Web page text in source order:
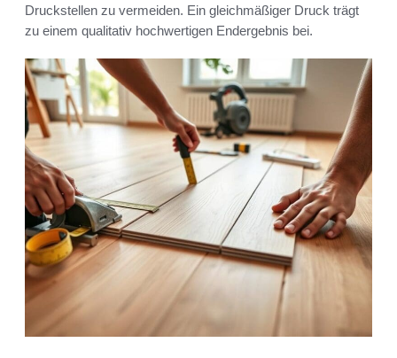
Druckstellen zu vermeiden. Ein gleichmäßiger Druck trägt
zu einem qualitativ hochwertigen Endergebnis bei.